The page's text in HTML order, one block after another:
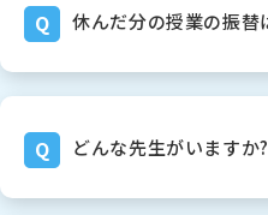
す。
くいます。
春休み、夏休み、冬休
講習会の時に、急に高
決してありません。
休んだ分の授業の振替
どこの塾様よりも、
ております。
どんな先生がいますか?